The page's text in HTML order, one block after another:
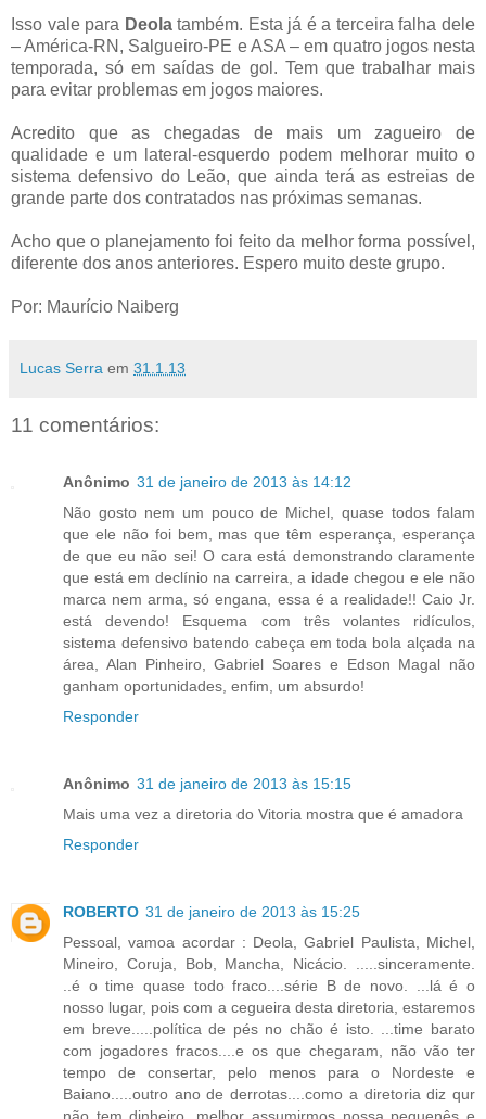
Isso vale para Deolatambém. Esta já é a terceira falha dele
– América-RN, Salgueiro-PE e ASA – em quatro jogos nesta
temporada, só em saídas de gol. Tem que trabalhar mais
para evitar problemas em jogos maiores.
Acredito que as chegadas de mais um zagueiro de
qualidade e um lateral-esquerdo podem melhorar muito o
sistema defensivo do Leão, que ainda terá as estreias de
grande parte dos contratados nas próximas semanas.
Acho que o planejamento foi feito da melhor forma possível,
diferente dos anos anteriores. Espero muito deste grupo.
Por: Maurício Naiberg
Lucas Serra em 31.1.13
11 comentários:
Anônimo 31 de janeiro de 2013 às 14:12
Não gosto nem um pouco de Michel, quase todos falam
que ele não foi bem, mas que têm esperança, esperança
de que eu não sei! O cara está demonstrando claramente
que está em declínio na carreira, a idade chegou e ele não
marca nem arma, só engana, essa é a realidade!! Caio Jr.
está devendo! Esquema com três volantes ridículos,
sistema defensivo batendo cabeça em toda bola alçada na
área, Alan Pinheiro, Gabriel Soares e Edson Magal não
ganham oportunidades, enfim, um absurdo!
Responder
Anônimo 31 de janeiro de 2013 às 15:15
Mais uma vez a diretoria do Vitoria mostra que é amadora
Responder
ROBERTO 31 de janeiro de 2013 às 15:25
Pessoal, vamoa acordar : Deola, Gabriel Paulista, Michel,
Mineiro, Coruja, Bob, Mancha, Nicácio. .....sinceramente.
..é o time quase todo fraco....série B de novo. ...lá é o
nosso lugar, pois com a cegueira desta diretoria, estaremos
em breve.....política de pés no chão é isto. ...time barato
com jogadores fracos....e os que chegaram, não vão ter
tempo de consertar, pelo menos para o Nordeste e
Baiano.....outro ano de derrotas....como a diretoria diz qur
não tem dinheiro, melhor assumirmos nossa pequenês e